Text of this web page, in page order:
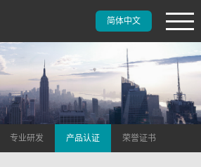
简体中文
专业研发 产品认证 荣誉证书